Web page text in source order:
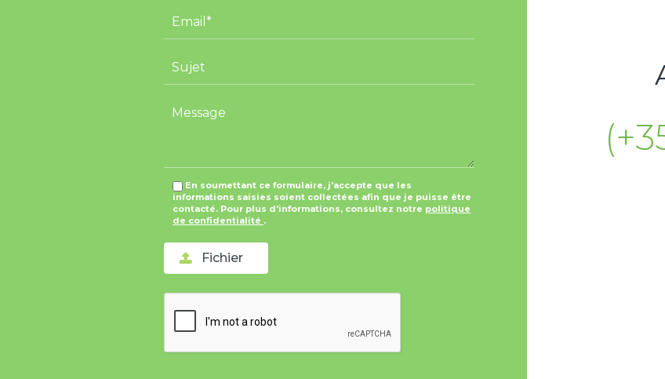
En soumettant ce formulaire, j'accepte que les
informations saisies soient collectées afin que je puisse être
contacté. Pour plus d'informations, consultez notre politique
de confidentialité .